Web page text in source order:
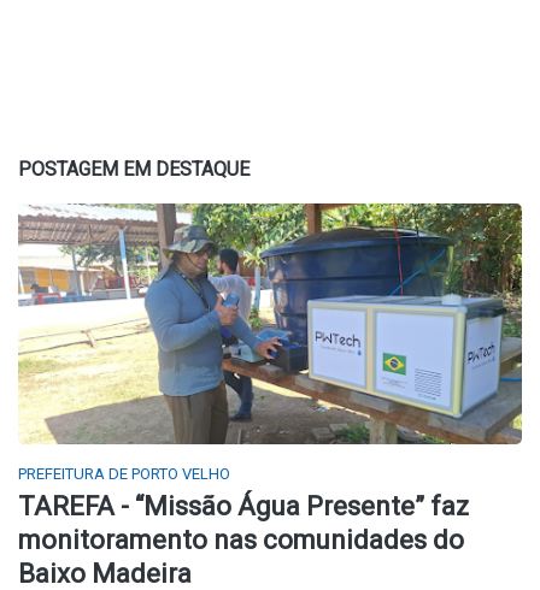
POSTAGEM EM DESTAQUE
PREFEITURA DE PORTO VELHO
TAREFA - “Missão Água Presente” faz
monitoramento nas comunidades do
Baixo Madeira